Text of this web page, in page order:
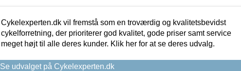
Cykelexperten.dk vil fremstå som en troværdig og kvalitetsbevidst
cykelforretning, der prioriterer god kvalitet, gode priser samt service
meget højt til alle deres kunder. Klik her for at se deres udvalg.
Se udvalget på Cykelexperten.dk